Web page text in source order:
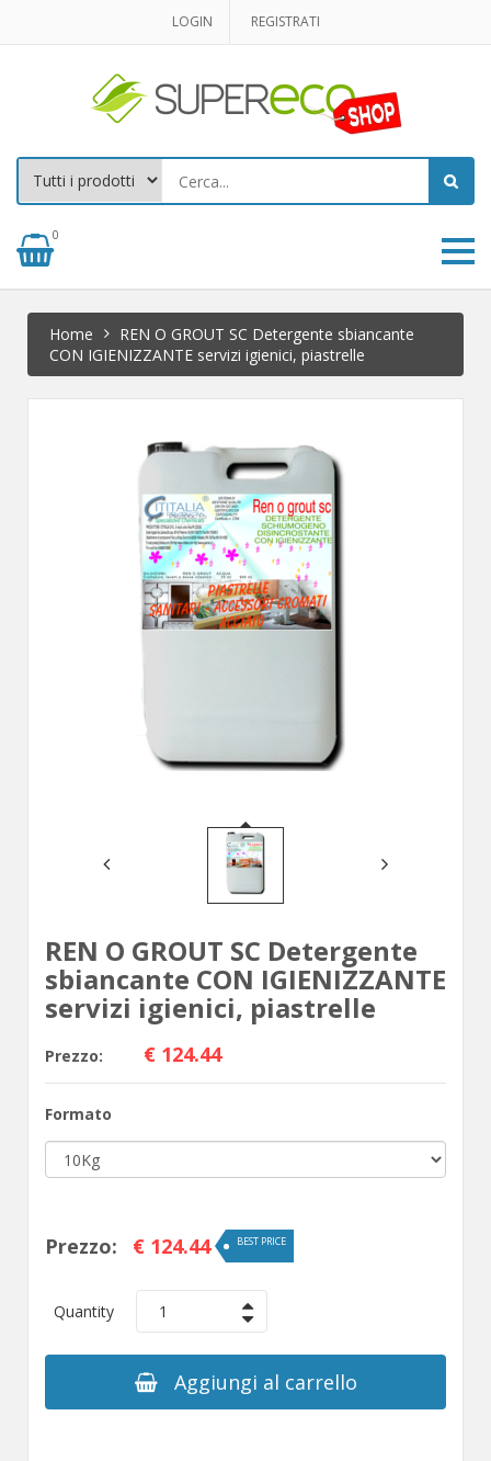
LOGIN REGISTRATI
0
Home
REN O GROUT SC Detergente sbiancante
CON IGIENIZZANTE servizi igienici, piastrelle
REN O GROUT SC Detergente
sbiancante CON IGIENIZZANTE
servizi igienici, piastrelle
Prezzo: € 124.44
Formato
Prezzo: € 124.44 BEST PRICE
Quantity 1
Aggiungi al carrello